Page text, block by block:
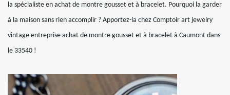
la spécialiste en achat de montre gousset et à bracelet. Pourquoi la garder
à la maison sans rien accomplir ? Apportez-la chez Comptoir art jewelry
vintage entreprise achat de montre gousset et à bracelet à Caumont dans
le 33540 !